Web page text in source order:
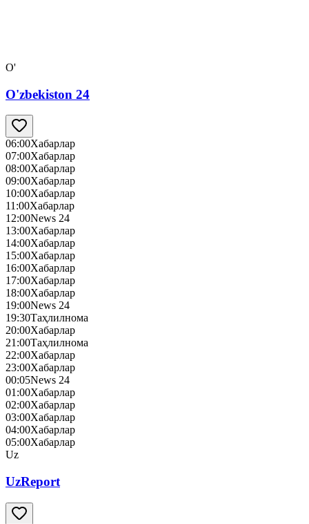
O'
O'zbekiston 24
06:00Хабарлар
07:00Хабарлар
08:00Хабарлар
09:00Хабарлар
10:00Хабарлар
11:00Хабарлар
12:00News 24
13:00Хабарлар
14:00Хабарлар
15:00Хабарлар
16:00Хабарлар
17:00Хабарлар
18:00Хабарлар
19:00News 24
19:30Таҳлилнома
20:00Хабарлар
21:00Таҳлилнома
22:00Хабарлар
23:00Хабарлар
00:05News 24
01:00Хабарлар
02:00Хабарлар
03:00Хабарлар
04:00Хабарлар
05:00Хабарлар
Uz
UzReport